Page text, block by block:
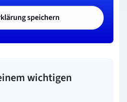
speichern
wichtigen